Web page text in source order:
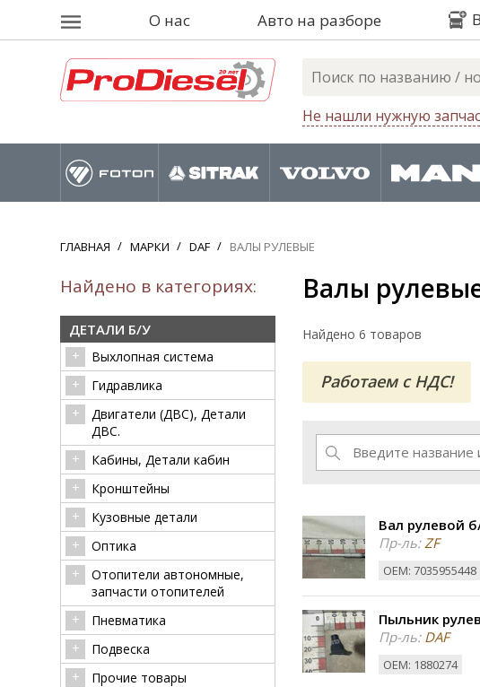
О нас Авто на разборе
Не нашли нужную
ГЛАВНАЯ МАРКИ DAF ВАЛЫ РУЛЕВЫЕ
Найдено в категориях:
ДЕТАЛИ Б/У
Выхлопная система
Гидравлика
Двигатели (ДВС), Детали
ДВС.
Кабины, Детали кабин
Кронштейны
Кузовные детали
Оптика
Отопители автономные,
запчасти отопителей
Пневматика
Подвеска
Прочие товары
Валы
Найдено 6 товаров
Работаем с НДС!
Вал рулевой
Пр-ль:ZF
ОЕМ: 7035955448
Пыльник
Пр-ль:DAF
ОЕМ: 1880274